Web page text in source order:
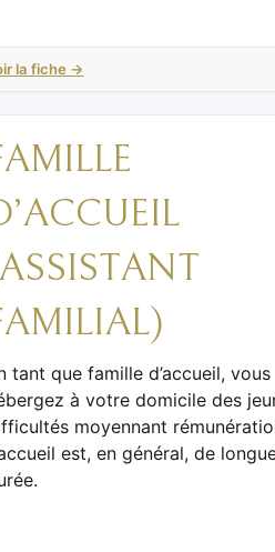
la fiche →
tant que famille d’accueil, vous
à votre domicile des
moyennant
est, en général, de